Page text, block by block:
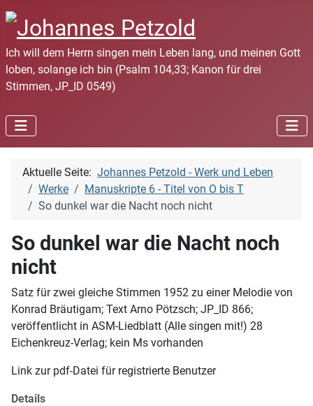
Ich will dem Herrn singen mein Leben lang, und meinen Gott
loben, solange ich bin (Psalm 104,33; Kanon für drei
Stimmen, JP_ID 0549)
Aktuelle Seite: Johannes Petzold - Werk und Leben
Werke
Manuskripte 6 - Titel von O bis T
So dunkel war die Nacht noch nicht
So dunkel war die Nacht noch
nicht
Satz für zwei gleiche Stimmen 1952 zu einer Melodie von
Konrad Bräutigam; Text Arno Pötzsch; JP_ID 866;
veröffentlicht in ASM-Liedblatt (Alle singen mit!) 28
Eichenkreuz-Verlag; kein Ms vorhanden
Link zur pdf-Datei für registrierte Benutzer
Details